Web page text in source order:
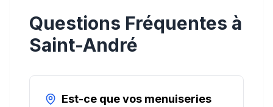
Questions Fréquentes à
Saint-André
Est-ce que vos menuiseries